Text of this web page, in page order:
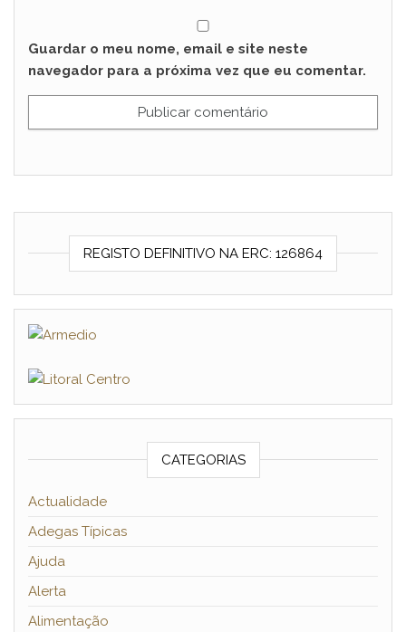
Guardar o meu nome, email e site neste
navegador para a próxima vez que eu comentar.
REGISTO DEFINITIVO NA ERC: 126864
CATEGORIAS
Actualidade
Adegas Típicas
Ajuda
Alerta
Alimentação